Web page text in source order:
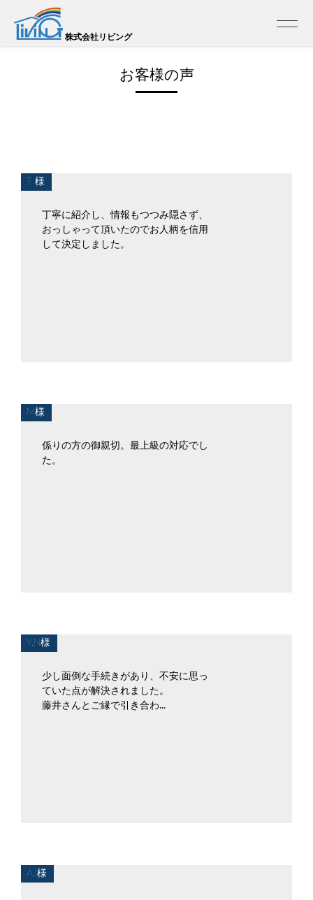
株式会社リビング
お客様の声
T 様
丁寧に紹介し、情報もつつみ隠さず、
おっしゃって頂いたのでお人柄を信用
して決定しました。
M様
係りの方の御親切。最上級の対応でし
た。
Y.N様
少し面倒な手続きがあり、不安に思っ
ていた点が解決されました。
藤井さんとご縁で引き合わ...
A.I様